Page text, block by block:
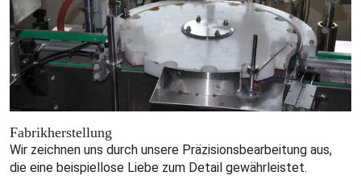
Fabrikherstellung
Wir zeichnen uns durch unsere Präzisionsbearbeitung aus,
die eine beispiellose Liebe zum Detail gewährleistet.